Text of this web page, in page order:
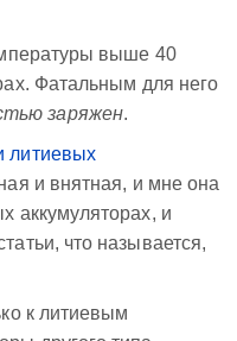
выше 40
Фатальным для него
заряжен.
литиевых
и внятная, и мне она
аккумуляторах, и
что называется,
к литиевым